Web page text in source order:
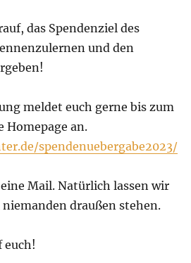
das Spendenziel des
und den
meldet euch gerne bis zum
Homepage an.
spendenuebergabe2023/
Mail. Natürlich lassen wir
niemanden draußen stehen.
euch!